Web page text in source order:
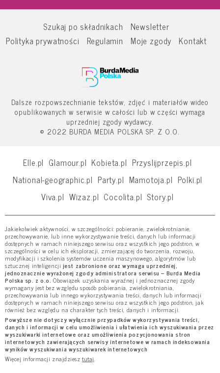
Szukaj po składnikach
Newsletter
Polityka prywatności
Regulamin Moje zgody Kontakt
Dalsze rozpowszechnianie tekstów, zdjęć i materiałów wideo
opublikowanych w serwisie w całości lub w części wymaga
uprzedniej zgody wydawcy.
© 2022 BURDA MEDIA POLSKA SP. Z O.O.
Elle.pl Glamour.pl Kobieta.pl Przyslijprzepis.pl
National-geographic.pl Party.pl Mamotoja.pl Polki.pl
Viva.pl Wizaz.pl Cocolita.pl Story.pl
Jakiekolwiek aktywności, w szczególności: pobieranie, zwielokrotnianie,
przechowywanie, lub inne wykorzystywanie treści, danych lub informacji
dostępnych w ramach niniejszego serwisu oraz wszystkich jego podstron, w
szczególności w celu ich eksploracji, zmierzającej do tworzenia, rozwoju,
modyfikacji i szkolenia systemów uczenia maszynowego, algorytmów lub
sztucznej inteligencji jest zabronione oraz wymaga uprzedniej,
jednoznacznie wyrażonej zgody administratora serwisu – Burda Media
Polska sp. z o.o. Obowiązek uzyskania wyraźnej i jednoznacznej zgody
wymagany jest bez względu sposób pobierania, zwielokrotniania,
przechowywania lub innego wykorzystywania treści, danych lub informacji
dostępnych w ramach niniejszego serwisu oraz wszystkich jego podstron, jak
również bez względu na charakter tych treści, danych i informacji.
Powyższe nie dotyczy wyłącznie przypadków wykorzystywania treści,
danych i informacji w celu umożliwienia i ułatwienia ich wyszukiwania przez
wyszukiwarki internetowe oraz umożliwienia pozycjonowania stron
internetowych zawierających serwisy internetowe w ramach indeksowania
wyników wyszukiwania wyszukiwarek internetowych
Więcej informacji znajdziesztutaj.